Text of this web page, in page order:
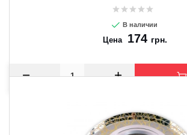
В наличии
Цена 174 грн.